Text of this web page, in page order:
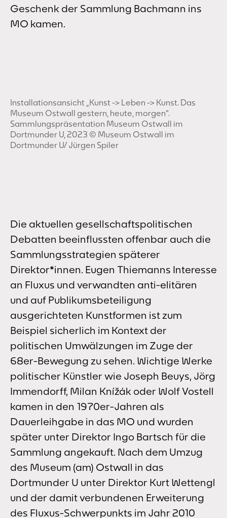
Geschenk der Sammlung Bachmann ins
MO kamen.
Installationsansicht „Kunst -> Leben -> Kunst. Das
Museum Ostwall gestern, heute, morgen“.
Sammlungspräsentation Museum Ostwall im
Dortmunder U, 2023 © Museum Ostwall im
Dortmunder U/ Jürgen Spiler
Die aktuellen gesellschaftspolitischen
Debatten beeinflussten offenbar auch die
Sammlungsstrategien späterer
Direktor*innen. Eugen Thiemanns Interesse
an Fluxus und verwandten anti-elitären
und auf Publikumsbeteiligung
ausgerichteten Kunstformen ist zum
Beispiel sicherlich im Kontext der
politischen Umwälzungen im Zuge der
68er-Bewegung zu sehen. Wichtige Werke
politischer Künstler wie Joseph Beuys, Jörg
Immendorff, Milan Knížák oder Wolf Vostell
kamen in den 1970er-Jahren als
Dauerleihgabe in das MO und wurden
später unter Direktor Ingo Bartsch für die
Sammlung angekauft. Nach dem Umzug
des Museum (am) Ostwall in das
Dortmunder U unter Direktor Kurt Wettengl
und der damit verbundenen Erweiterung
des Fluxus-Schwerpunkts im Jahr 2010